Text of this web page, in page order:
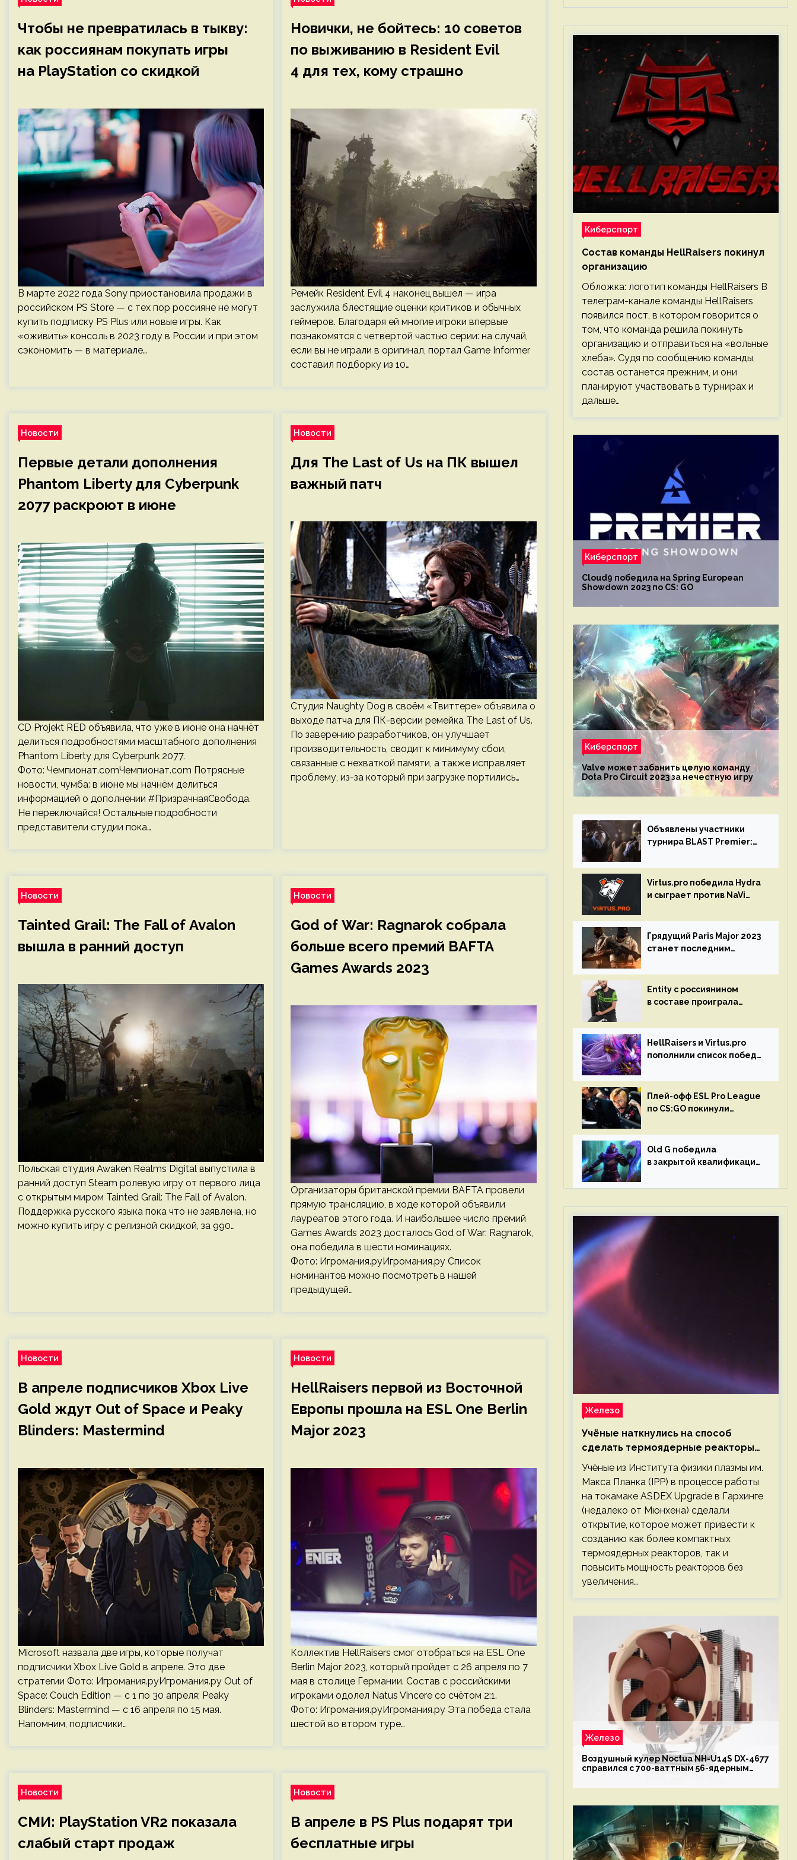
Чтобы не превратилась в тыкву:
как россиянам покупать игры
на PlayStation со скидкой
В марте 2022 года Sony приостановила продажи в
российском PS Store — с тех пор россияне не могут
купить подписку PS Plus или новые игры. Как
«оживить» консоль в 2023 году в России и при этом
сэкономить — в материале…
Новички, не бойтесь: 10 советов
по выживанию в Resident Evil
4 для тех, кому страшно
Ремейк Resident Evil 4 наконец вышел — игра
заслужила блестящие оценки критиков и обычных
геймеров. Благодаря ей многие игроки впервые
познакомятся с четвертой частью серии: на случай,
если вы не играли в оригинал, портал Game Informer
составил подборку из 10…
Новости
Первые детали дополнения
Phantom Liberty для Cyberpunk
2077 раскроют в июне
CD Projekt RED объявила, что уже в июне она начнёт
делиться подробностями масштабного дополнения
Phantom Liberty для Cyberpunk 2077.
Фото: Чемпионат.comЧемпионат.com Потрясные
новости, чумба: в июне мы начнём делиться
информацией о дополнении #ПризрачнаяСвобода.
Не переключайся! Остальные подробности
представители студии пока…
Новости
Для The Last of Us на ПК вышел
важный патч
Студия Naughty Dog в своём «Твиттере» объявила о
выходе патча для ПК-версии ремейка The Last of Us.
По заверению разработчиков, он улучшает
производительность, сводит к минимуму сбои,
связанные с нехваткой памяти, а также исправляет
проблему, из-за который при загрузке портились…
Новости
Tainted Grail: The Fall of Avalon
вышла в ранний доступ
Польская студия Awaken Realms Digital выпустила в
ранний доступ Steam ролевую игру от первого лица
с открытым миром Tainted Grail: The Fall of Avalon.
Поддержка русского языка пока что не заявлена, но
можно купить игру с релизной скидкой, за 990…
Новости
God of War: Ragnarok собрала
больше всего премий BAFTA
Games Awards 2023
Организаторы британской премии BAFTA провели
прямую трансляцию, в ходе которой объявили
лауреатов этого года. И наибольшее число премий
Games Awards 2023 досталось God of War: Ragnarok,
она победила в шести номинациях.
Фото: Игромания.руИгромания.ру Список
номинантов можно посмотреть в нашей
предыдущей…
Новости
В апреле подписчиков Xbox Live
Gold ждут Out of Space и Peaky
Blinders: Mastermind
Microsoft назвала две игры, которые получат
подписчики Xbox Live Gold в апреле. Это две
стратегии Фото: Игромания.руИгромания.ру Out of
Space: Couch Edition — с 1 по 30 апреля; Peaky
Blinders: Mastermind — с 16 апреля по 15 мая.
Напомним, подписчики…
Новости
HellRaisers первой из Восточной
Европы прошла на ESL One Berlin
Major 2023
Коллектив HellRaisers смог отобраться на ESL One
Berlin Major 2023, который пройдет с 26 апреля по 7
мая в столице Германии. Состав с российскими
игроками одолел Natus Vincere со счётом 2:1.
Фото: Игромания.руИгромания.ру Эта победа стала
шестой во втором туре…
Новости
СМИ: PlayStation VR2 показала
слабый старт продаж
Новости
В апреле в PS Plus подарят три
бесплатные игры
Киберспорт
Состав команды HellRaisers покинул
организацию
Обложка: логотип команды HellRaisers В
телеграм-канале команды HellRaisers
появился пост, в котором говорится о
том, что команда решила покинуть
организацию и отправиться на «вольные
хлеба». Судя по сообщению команды,
состав останется прежним, и они
планируют участвовать в турнирах и
дальше…
Киберспорт
Cloud9 победила на Spring European
Showdown 2023 по CS: GO
Киберспорт
Valve может забанить целую команду
Dota Pro Circuit 2023 за нечестную игру
Объявлены участники
турнира BLAST Premier:
Virtus.pro победила Hydra
и сыграет против NaVi
Circuit
Грядущий Paris Major 2023
станет последним
GO
Entity с россиянином
в составе проиграла
Circuit 2023
HellRaisers и Virtus.pro
пополнили список побед
Плей-офф ESL Pro League
по CS:GO покинули
Old G победила
в закрытой квалификации
Западной Европы
Железо
Учёные наткнулись на способ
сделать термоядерные реакторы
более компактными или мощными
Учёные из Института физики плазмы им.
Макса Планка (IPP) в процессе работы
на токамаке ASDEX Upgrade в Гархинге
(недалеко от Мюнхена) сделали
открытие, которое может привести к
созданию как более компактных
термоядерных реакторов, так и
повысить мощность реакторов без
увеличения…
Железо
Воздушный кулер Noctua NH-U14S DX-4677
справился с 700-ваттным 56-ядерным